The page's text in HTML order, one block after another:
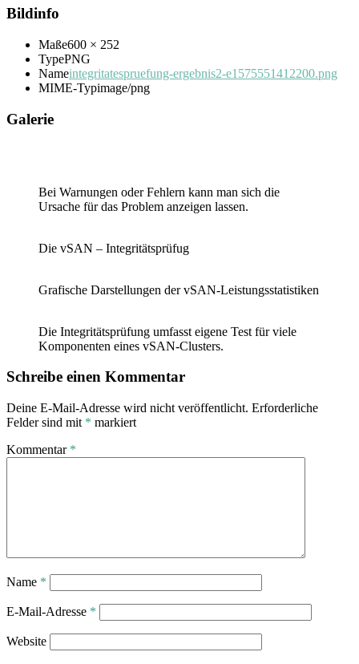
Bildinfo
Maße600 × 252
TypePNG
Nameintegritatespruefung-ergebnis2-e1575551412200.png
MIME-Typimage/png
Galerie
Bei Warnungen oder Fehlern kann man sich die
Ursache für das Problem anzeigen lassen.
Die vSAN – Integritätsprüfug
Grafische Darstellungen der vSAN-Leistungsstatistiken
Die Integritäts­prüfung umfasst eigene Test für viele
Komponenten eines vSAN-Clusters.
Schreibe einen Kommentar
Deine E-Mail-Adresse wird nicht veröffentlicht. Erforderliche
Felder sind mit * markiert
Kommentar *
Name *
E-Mail-Adresse *
Website